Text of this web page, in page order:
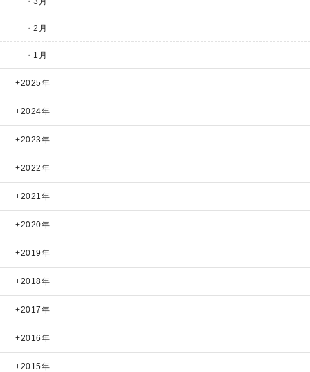
・2月
・1月
2025年
2024年
2023年
2022年
2021年
2020年
2019年
2018年
2017年
2016年
2015年